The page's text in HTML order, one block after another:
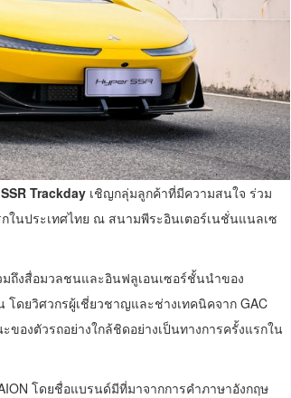
Trackday เชิญกลุ่มลูกค้าที่มีความสนใจ ร่วม
ในประเทศไทย ณ สนามพีระอินเตอร์เนชั่นแนลเซ
ถึงสื่อมวลชนและอินฟลูเอนเซอร์ชั้นนำของ
ดยวิศวกรผู้เชี่ยวชาญและช่างเทคนิคจาก GAC
ของตัวรถอย่างใกล้ชิดอย่างเป็นทางการครั้งแรกใน
โดยชื่อแบรนด์มีที่มาจากการคำภาษาอังกฤษ